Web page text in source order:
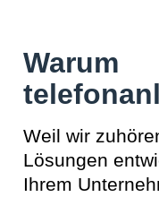
Warum
Weil wir
Lösungen
Ihrem